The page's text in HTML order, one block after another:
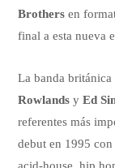
Brothers en
final a esta nueva
La banda
Rowlands yEd
referentes más
debut en 1995